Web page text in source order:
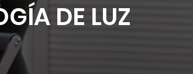
DE LUZ